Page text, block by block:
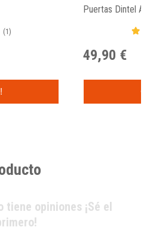
(1)
Puertas Dintel
49,90 €
tiene opiniones ¡Sé el